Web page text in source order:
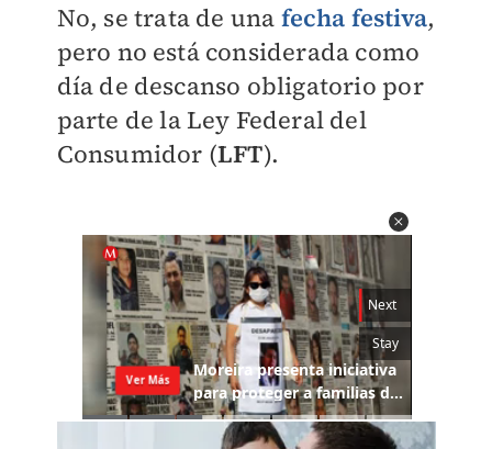
No, se trata de una fecha festiva,
pero no está considerada como
día de descanso obligatorio por
parte de la Ley Federal del
Consumidor (LFT).